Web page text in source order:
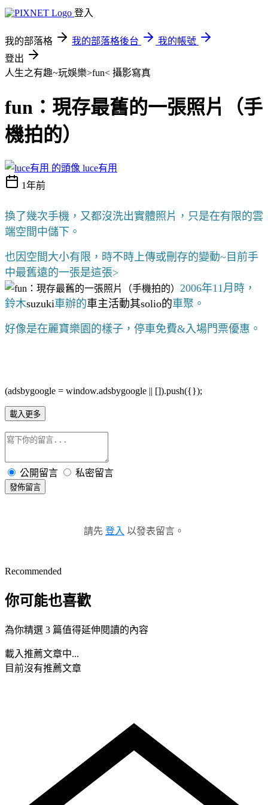
登入
我的部落格 我的部落格後台
我的帳號
登出
人生之有趣~玩娛樂>fun< 攝影寫真
fun：現存最舊的一張照片（手
機拍的）
luce有用
1年前
換了幾次手機，又都沒洗出實體照片，只是在有限的雲
端空間中儲下。
也因空間大小有限，時不時上傳或刪存的變動~目前手
中最舊遠的一張是這張>
2006年11月時，
鈴木suzuki車辦的車主活動其solio的車聚。
好像是在麗寶樂園的樣子，停車免費&入場門票優惠。
(adsbygoogle = window.adsbygoogle || []).push({});
載入更多
公開留言 私密留言
發佈留言
請先 登入 以發表留言。
Recommended
你可能也喜歡
為你精選 3 篇值得延伸閱讀的內容
載入推薦文章中...
目前沒有推薦文章